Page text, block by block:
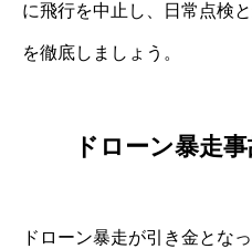
に飛行を中止し、日常点検
を徹底しましょう。
ドローン暴走
ドローン暴走が引き金とな